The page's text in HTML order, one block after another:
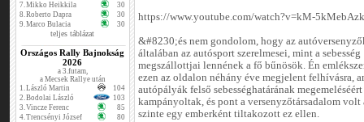
7.Mikko Heikkila
30
8.Roberto Dapra
30
9.Marco Bulacia 30
teljes táblázat
Országos Rally Bajnokság
2026
a 3.futam,
a Mecsek Rallye után
1.László Martin
104
2.Bodolai László
103
3.Vincze Ferenc
85
4.Trencsényi József
80
https://www.youtube.com/watch?v=kM-5kMebAzk
&#8230;és nem gondolom, hogy az
általában az autósport szerelmesei, mint a sebesség
megszállottjai lennének a fő bűnösök. Én
ezen az oldalon néhány éve megjelent felhívásra,
autópályák felső sebességhatárának megemeléséért
kampányoltak, és pont a versenyzőtársadalom volt
szinte egy emberként tiltakozott ez ellen.